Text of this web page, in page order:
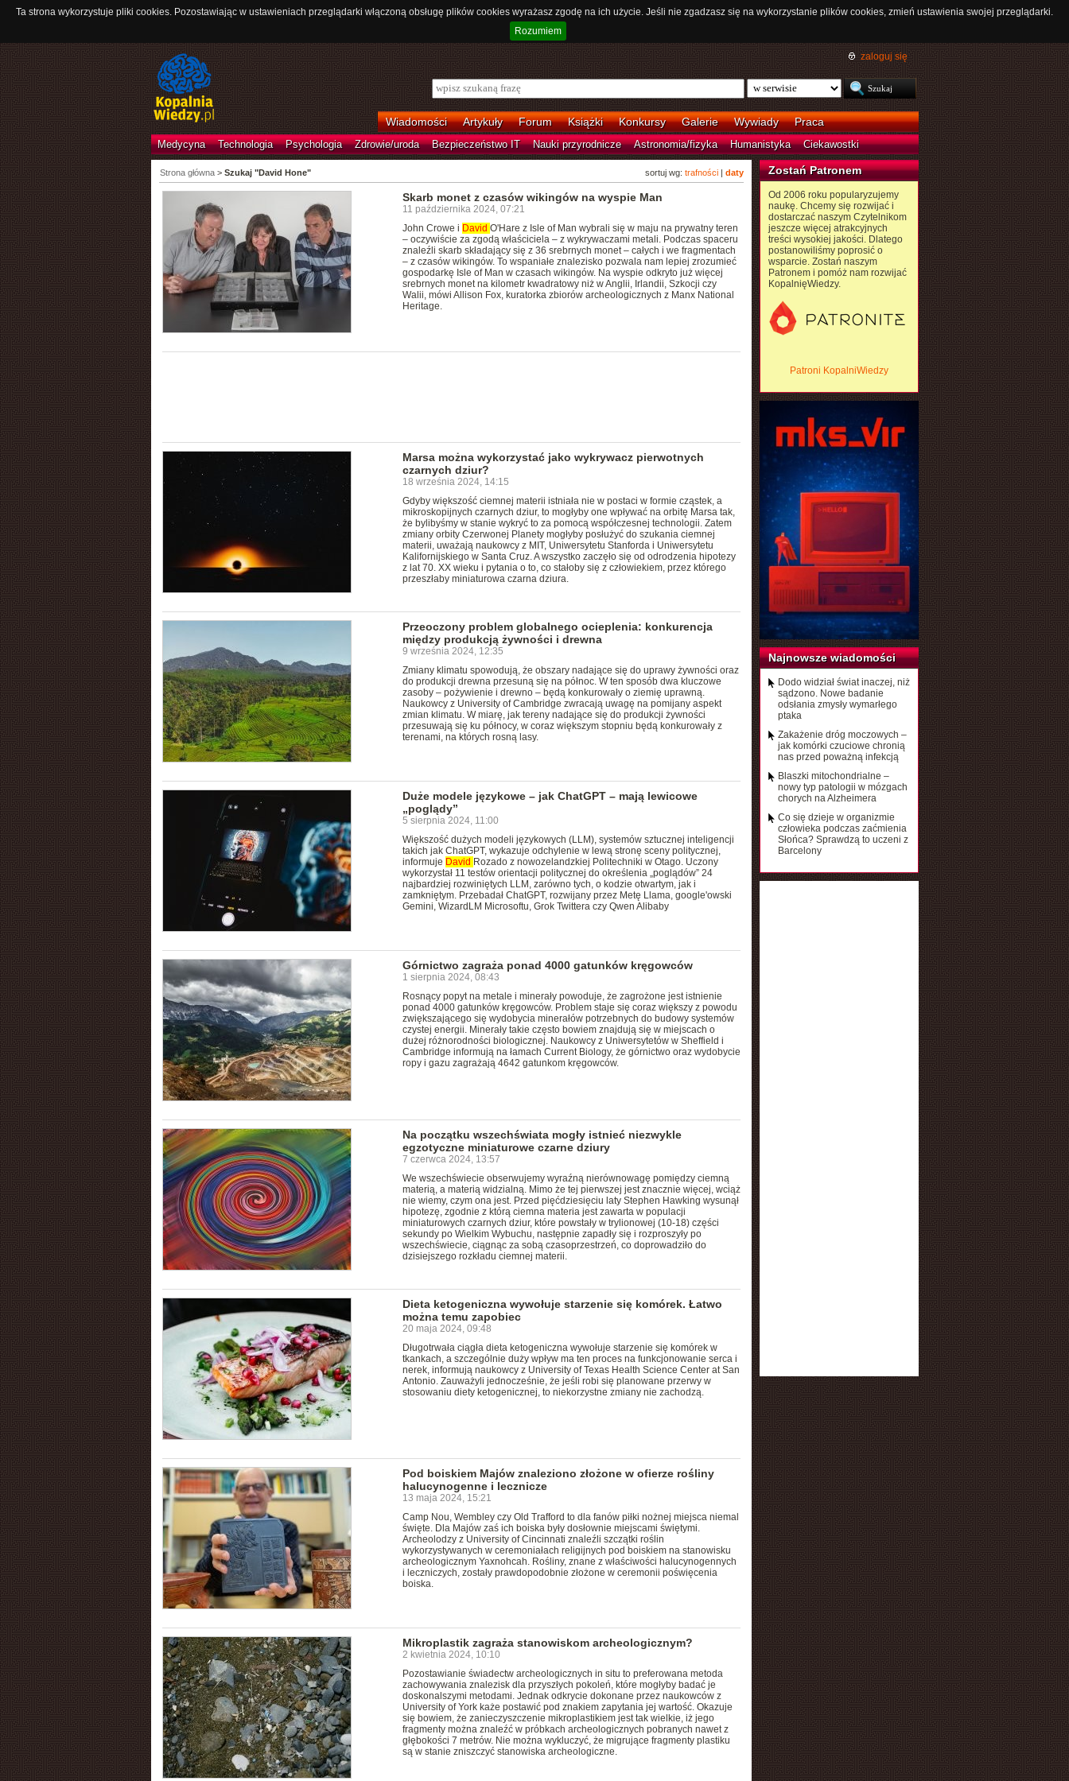
Ta strona wykorzystuje pliki cookies. Pozostawiając w ustawieniach przeglądarki włączoną obsługę plików cookies wyrażasz zgodę na ich użycie. Jeśli nie zgadzasz się na wykorzystanie plików cookies, zmień ustawienia swojej przeglądarki.
Rozumiem
zaloguj się
Wiadomości Artykuły Forum Książki Konkursy Galerie Wywiady Praca
Medycyna Technologia Psychologia Zdrowie/uroda Bezpieczeństwo IT Nauki przyrodnicze Astronomia/fizyka Humanistyka Ciekawostki
sortuj wg: trafności| daty
Strona główna> Szukaj "David Hone"
Skarb monet z czasów wikingów na wyspie Man
11 października 2024, 07:21
John Crowe i David O'Hare z Isle of Man wybrali się w maju na prywatny teren
– oczywiście za zgodą właściciela – z wykrywaczami metali. Podczas spaceru
znaleźli skarb składający się z 36 srebrnych monet – całych i we fragmentach
– z czasów wikingów. To wspaniałe znalezisko pozwala nam lepiej zrozumieć
gospodarkę Isle of Man w czasach wikingów. Na wyspie odkryto już więcej
srebrnych monet na kilometr kwadratowy niż w Anglii, Irlandii, Szkocji czy
Walii, mówi Allison Fox, kuratorka zbiorów archeologicznych z Manx National
Heritage.
Marsa można wykorzystać jako wykrywacz pierwotnych
czarnych dziur?
18 września 2024, 14:15
Gdyby większość ciemnej materii istniała nie w postaci w formie cząstek, a
mikroskopijnych czarnych dziur, to mogłyby one wpływać na orbitę Marsa tak,
że bylibyśmy w stanie wykryć to za pomocą współczesnej technologii. Zatem
zmiany orbity Czerwonej Planety mogłyby posłużyć do szukania ciemnej
materii, uważają naukowcy z MIT, Uniwersytetu Stanforda i Uniwersytetu
Kalifornijskiego w Santa Cruz. A wszystko zaczęło się od odrodzenia hipotezy
z lat 70. XX wieku i pytania o to, co stałoby się z człowiekiem, przez którego
przeszłaby miniaturowa czarna dziura.
Przeoczony problem globalnego ocieplenia: konkurencja
między produkcją żywności i drewna
9 września 2024, 12:35
Zmiany klimatu spowodują, że obszary nadające się do uprawy żywności oraz
do produkcji drewna przesuną się na północ. W ten sposób dwa kluczowe
zasoby – pożywienie i drewno – będą konkurowały o ziemię uprawną.
Naukowcy z University of Cambridge zwracają uwagę na pomijany aspekt
zmian klimatu. W miarę, jak tereny nadające się do produkcji żywności
przesuwają się ku północy, w coraz większym stopniu będą konkurowały z
terenami, na których rosną lasy.
Duże modele językowe – jak ChatGPT – mają lewicowe
„poglądy”
5 sierpnia 2024, 11:00
Większość dużych modeli językowych (LLM), systemów sztucznej inteligencji
takich jak ChatGPT, wykazuje odchylenie w lewą stronę sceny politycznej,
informuje David Rozado z nowozelandzkiej Politechniki w Otago. Uczony
wykorzystał 11 testów orientacji politycznej do określenia „poglądów” 24
najbardziej rozwiniętych LLM, zarówno tych, o kodzie otwartym, jak i
zamkniętym. Przebadał ChatGPT, rozwijany przez Metę Llama, google'owski
Gemini, WizardLM Microsoftu, Grok Twittera czy Qwen Alibaby
Górnictwo zagraża ponad 4000 gatunków kręgowców
1 sierpnia 2024, 08:43
Rosnący popyt na metale i minerały powoduje, że zagrożone jest istnienie
ponad 4000 gatunków kręgowców. Problem staje się coraz większy z powodu
zwiększającego się wydobycia minerałów potrzebnych do budowy systemów
czystej energii. Minerały takie często bowiem znajdują się w miejscach o
dużej różnorodności biologicznej. Naukowcy z Uniwersytetów w Sheffield i
Cambridge informują na łamach Current Biology, że górnictwo oraz wydobycie
ropy i gazu zagrażają 4642 gatunkom kręgowców.
Na początku wszechświata mogły istnieć niezwykle
egzotyczne miniaturowe czarne dziury
7 czerwca 2024, 13:57
We wszechświecie obserwujemy wyraźną nierównowagę pomiędzy ciemną
materią, a materią widzialną. Mimo że tej pierwszej jest znacznie więcej, wciąż
nie wiemy, czym ona jest. Przed pięćdziesięciu laty Stephen Hawking wysunął
hipotezę, zgodnie z którą ciemna materia jest zawarta w populacji
miniaturowych czarnych dziur, które powstały w trylionowej (10-18) części
sekundy po Wielkim Wybuchu, następnie zapadły się i rozproszyły po
wszechświecie, ciągnąc za sobą czasoprzestrzeń, co doprowadziło do
dzisiejszego rozkładu ciemnej materii.
Dieta ketogeniczna wywołuje starzenie się komórek. Łatwo
można temu zapobiec
20 maja 2024, 09:48
Długotrwała ciągła dieta ketogeniczna wywołuje starzenie się komórek w
tkankach, a szczególnie duży wpływ ma ten proces na funkcjonowanie serca i
nerek, informują naukowcy z University of Texas Health Science Center at San
Antonio. Zauważyli jednocześnie, że jeśli robi się planowane przerwy w
stosowaniu diety ketogenicznej, to niekorzystne zmiany nie zachodzą.
Pod boiskiem Majów znaleziono złożone w ofierze rośliny
halucynogenne i lecznicze
13 maja 2024, 15:21
Camp Nou, Wembley czy Old Trafford to dla fanów piłki nożnej miejsca niemal
święte. Dla Majów zaś ich boiska były dosłownie miejscami świętymi.
Archeolodzy z University of Cincinnati znaleźli szczątki roślin
wykorzystywanych w ceremoniałach religijnych pod boiskiem na stanowisku
archeologicznym Yaxnohcah. Rośliny, znane z właściwości halucynogennych
i leczniczych, zostały prawdopodobnie złożone w ceremonii poświęcenia
boiska.
Mikroplastik zagraża stanowiskom archeologicznym?
2 kwietnia 2024, 10:10
Pozostawianie świadectw archeologicznych in situ to preferowana metoda
zachowywania znalezisk dla przyszłych pokoleń, które mogłyby badać je
doskonalszymi metodami. Jednak odkrycie dokonane przez naukowców z
University of York każe postawić pod znakiem zapytania jej wartość. Okazuje
się bowiem, że zanieczyszczenie mikroplastikiem jest tak wielkie, iż jego
fragmenty można znaleźć w próbkach archeologicznych pobranych nawet z
głębokości 7 metrów. Nie można wykluczyć, że migrujące fragmenty plastiku
są w stanie zniszczyć stanowiska archeologiczne.
Zostań Patronem
Od 2006 roku popularyzujemy
naukę. Chcemy się rozwijać i
dostarczać naszym Czytelnikom
jeszcze więcej atrakcyjnych
treści wysokiej jakości. Dlatego
postanowiliśmy poprosić o
wsparcie. Zostań naszym
Patronem i pomóż nam rozwijać
KopalnięWiedzy.
Patroni KopalniWiedzy
Najnowsze wiadomości
Dodo widział świat inaczej, niż
sądzono. Nowe badanie
odsłania zmysły wymarłego
ptaka
Zakażenie dróg moczowych –
jak komórki czuciowe chronią
nas przed poważną infekcją
Blaszki mitochondrialne –
nowy typ patologii w mózgach
chorych na Alzheimera
Co się dzieje w organizmie
człowieka podczas zaćmienia
Słońca? Sprawdzą to uczeni z
Barcelony